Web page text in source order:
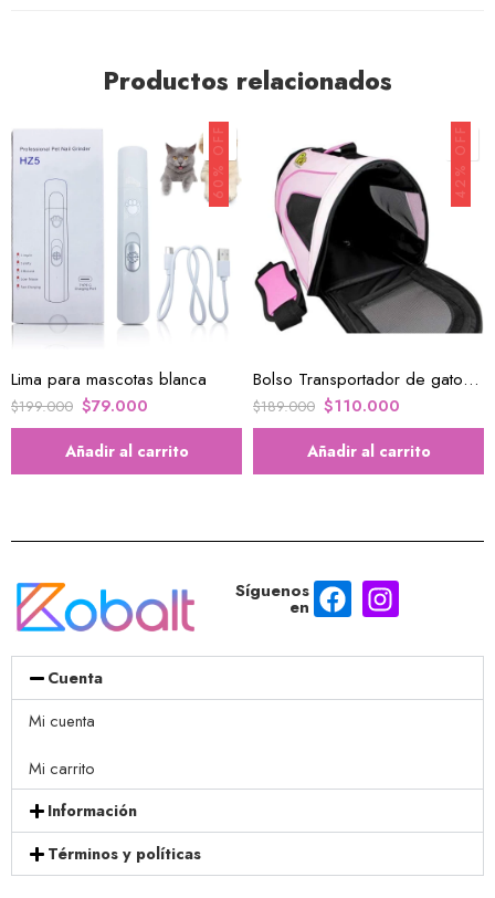
Productos relacionados
60% OFF
Lima para mascotas blanca
$199.000 $79.000
Añadir al carrito
42% OFF
Bolso Transportador de gatos Mascotas
$189.000 $110.000
Añadir al carrito
Síguenos
en
Cuenta
Mi cuenta
Mi carrito
Información
Términos y políticas